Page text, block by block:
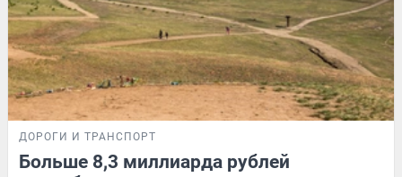
ДОРОГИ И ТРАНСПОРТ
Больше 8,3 миллиарда рублей